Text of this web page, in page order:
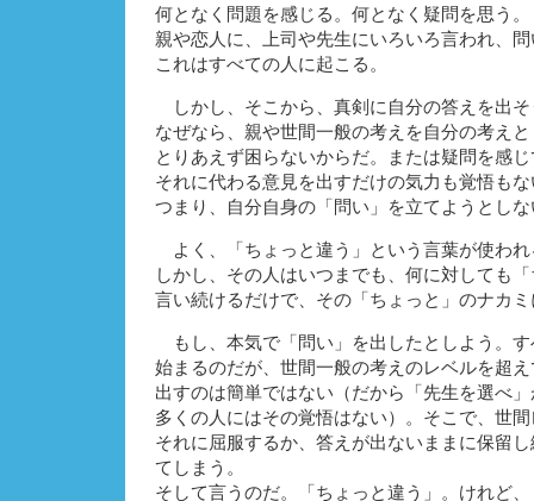
何となく問題を感じる。何となく疑問を思う。
親や恋人に、上司や先生にいろいろ言われ、
これはすべての人に起こる。
しかし、そこから、真剣に自分の答えを出そ
なぜなら、親や世間一般の考えを自分の考え
とりあえず困らないからだ。または疑問を感
それに代わる意見を出すだけの気力も覚悟も
つまり、自分自身の「問い」を立てようとし
よく、「ちょっと違う」という言葉が使われ
しかし、その人はいつまでも、何に対しても
言い続けるだけで、その「ちょっと」のナカ
もし、本気で「問い」を出したとしよう。
始まるのだが、世間一般の考えのレベルを超
出すのは簡単ではない（だから「先生を選べ
多くの人にはその覚悟はない）。そこで、世
それに屈服するか、答えが出ないままに保留
てしまう。
そして言うのだ。「ちょっと違う」。けれど